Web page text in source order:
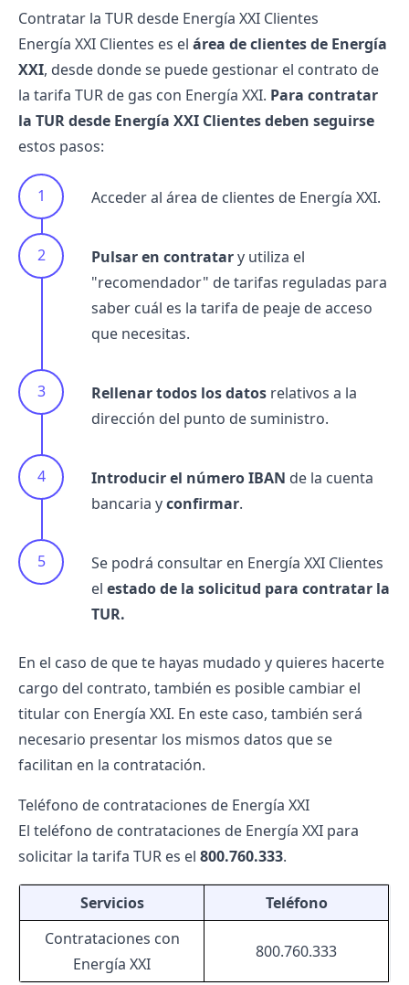
Contratar la TUR desde Energía XXI Clientes
Energía XXI Clientes es el área de clientes de Energía
XXI, desde donde se puede gestionar el contrato de
la tarifa TUR de gas con Energía XXI. Para contratar
la TUR desde Energía XXI Clientes deben seguirse
estos pasos:
Acceder al área de clientes de Energía XXI.
Pulsar en contratary utiliza el
"recomendador" de tarifas reguladas para
saber cuál es la tarifa de peaje de acceso
que necesitas.
Rellenar todos los datos relativos a la
dirección del punto de suministro.
Introducir el número IBAN de la cuenta
bancaria yconfirmar.
Se podrá consultar en Energía XXI Clientes
el estado de la solicitud para contratar la
TUR.
En el caso de que te hayas mudado y quieres hacerte
cargo del contrato, también es posible cambiar el
titular con Energía XXI. En este caso, también será
necesario presentar los mismos datos que se
facilitan en la contratación.
Teléfono de contrataciones de Energía XXI
El teléfono de contrataciones de Energía XXI para
solicitar la tarifa TUR es el 800.760.333.
Servicios
Teléfono
Contrataciones con
Energía XXI
800.760.333